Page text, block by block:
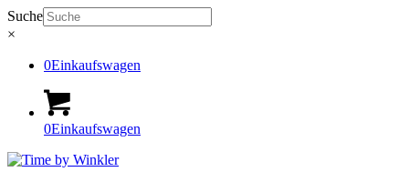
Suche
×
0Einkaufswagen
0Einkaufswagen